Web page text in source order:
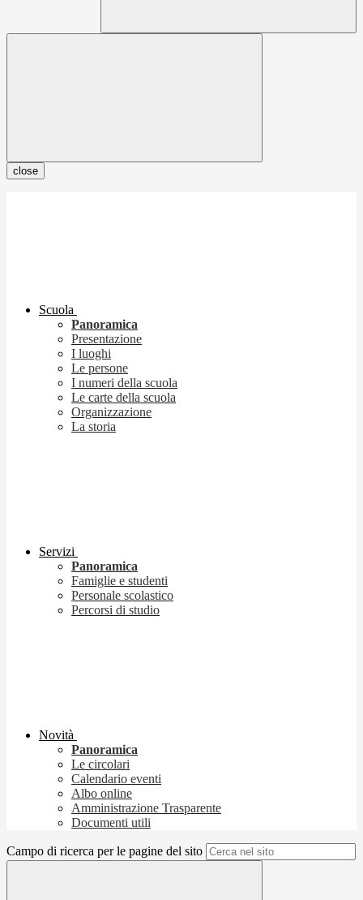
close
Scuola
Panoramica
Presentazione
I luoghi
Le persone
I numeri della scuola
Le carte della scuola
Organizzazione
La storia
Servizi
Panoramica
Famiglie e studenti
Personale scolastico
Percorsi di studio
Novità
Panoramica
Le circolari
Calendario eventi
Albo online
Amministrazione Trasparente
Documenti utili
Campo di ricerca per le pagine del sito